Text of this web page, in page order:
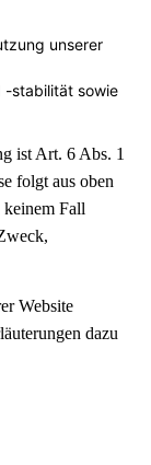
unserer
-stabilität sowie
ist Art. 6 Abs. 1
folgt aus oben
Fall
Website
dazu